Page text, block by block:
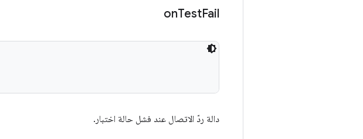
onTestFail
دالة ردّ الاتصال عند فشل حالة اختبار.